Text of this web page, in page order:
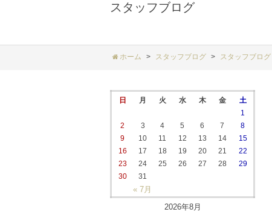
スタッフブログ
ホーム スタッフブログ スタッフブログ
2026年8月
日 月 火 水 木 金 土
« 7月
1
2
3 4 5 6 7
8
9
10 11 12 13 14
15
16
17 18 19 20 21
22
23
24 25 26 27 28
29
30
31